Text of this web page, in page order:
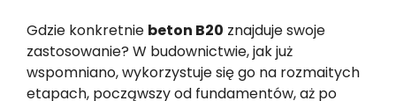
Gdzie konkretnie beton B20 znajduje swoje
zastosowanie? W budownictwie, jak już
wspomniano, wykorzystuje się go na rozmaitych
etapach, począwszy od fundamentów, aż po